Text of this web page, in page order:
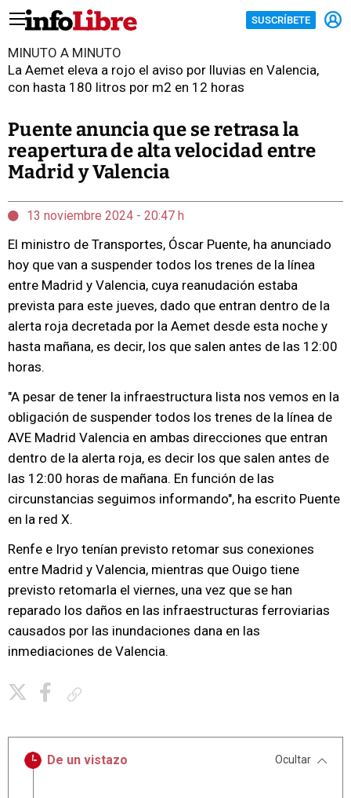
SUSCRÍBETE
MINUTO A MINUTO
La Aemet eleva a rojo el aviso por lluvias en Valencia,
con hasta 180 litros por m2 en 12 horas
Puente anuncia que se retrasa la
reapertura de alta velocidad entre
Madrid y Valencia
13 noviembre 2024 - 20:47 h
El ministro de Transportes, Óscar Puente, ha anunciado
hoy que van a suspender todos los trenes de la línea
entre Madrid y Valencia, cuya reanudación estaba
prevista para este jueves, dado que entran dentro de la
alerta roja decretada por la Aemet desde esta noche y
hasta mañana, es decir, los que salen antes de las 12:00
horas.
"A pesar de tener la infraestructura lista nos vemos en la
obligación de suspender todos los trenes de la línea de
AVE Madrid Valencia en ambas direcciones que entran
dentro de la alerta roja, es decir los que salen antes de
las 12:00 horas de mañana. En función de las
circunstancias seguimos informando", ha escrito Puente
en la red X.
Renfe e Iryo tenían previsto retomar sus conexiones
entre Madrid y Valencia, mientras que Ouigo tiene
previsto retomarla el viernes, una vez que se han
reparado los daños en las infraestructuras ferroviarias
causados por las inundaciones dana en las
inmediaciones de Valencia.
De un vistazo Ocultar